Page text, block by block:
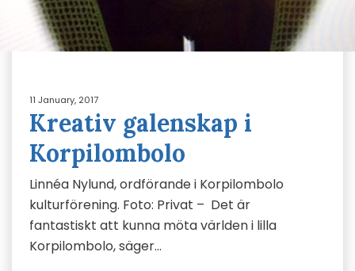
11 January, 2017
Kreativ galenskap i
Korpilombolo
Linnéa Nylund, ordförande i Korpilombolo
kulturförening. Foto: Privat – Det är
fantastiskt att kunna möta världen i lilla
Korpilombolo, säger…